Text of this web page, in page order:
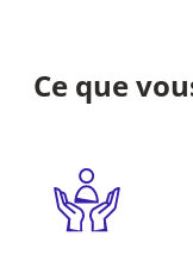
Ce que